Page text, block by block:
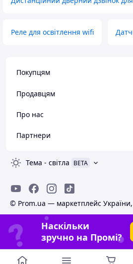
Реле для освітлення wifi
Покупцям
Продавцям
Про нас
Партнери
Тема - світла BETA
© Prom.ua — маркетплейс
Наскільки
зручно на Промі?